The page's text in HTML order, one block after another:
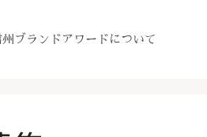
州ブランドアワードについて